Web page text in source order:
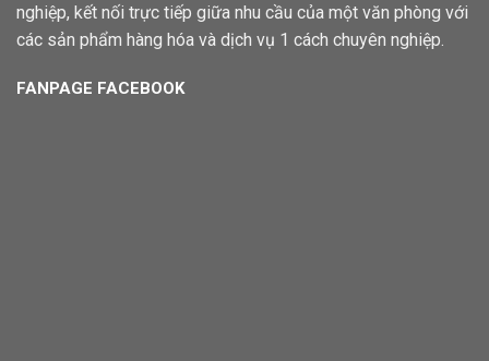
nghiệp, kết nối trực tiếp giữa nhu cầu của một văn phòng với
các sản phẩm hàng hóa và dịch vụ 1 cách chuyên nghiệp.
FANPAGE FACEBOOK